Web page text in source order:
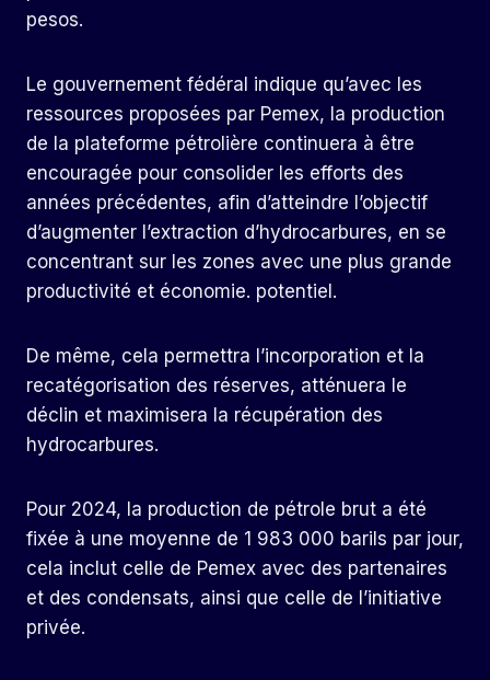
pesos.
Le gouvernement fédéral indique qu’avec les
ressources proposées par Pemex, la production
de la plateforme pétrolière continuera à être
encouragée pour consolider les efforts des
années précédentes, afin d’atteindre l’objectif
d’augmenter l’extraction d’hydrocarbures, en se
concentrant sur les zones avec une plus grande
productivité et économie. potentiel.
De même, cela permettra l’incorporation et la
recatégorisation des réserves, atténuera le
déclin et maximisera la récupération des
hydrocarbures.
Pour 2024, la production de pétrole brut a été
fixée à une moyenne de 1 983 000 barils par jour,
cela inclut celle de Pemex avec des partenaires
et des condensats, ainsi que celle de l’initiative
privée.